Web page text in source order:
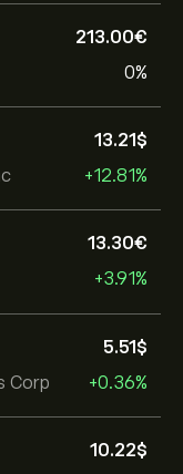
213.00‎€‎
0%
13.21‎$‎
+12.81%
13.30‎€‎
+3.91%
Corp
5.51‎$‎
+0.36%
10.22‎$‎